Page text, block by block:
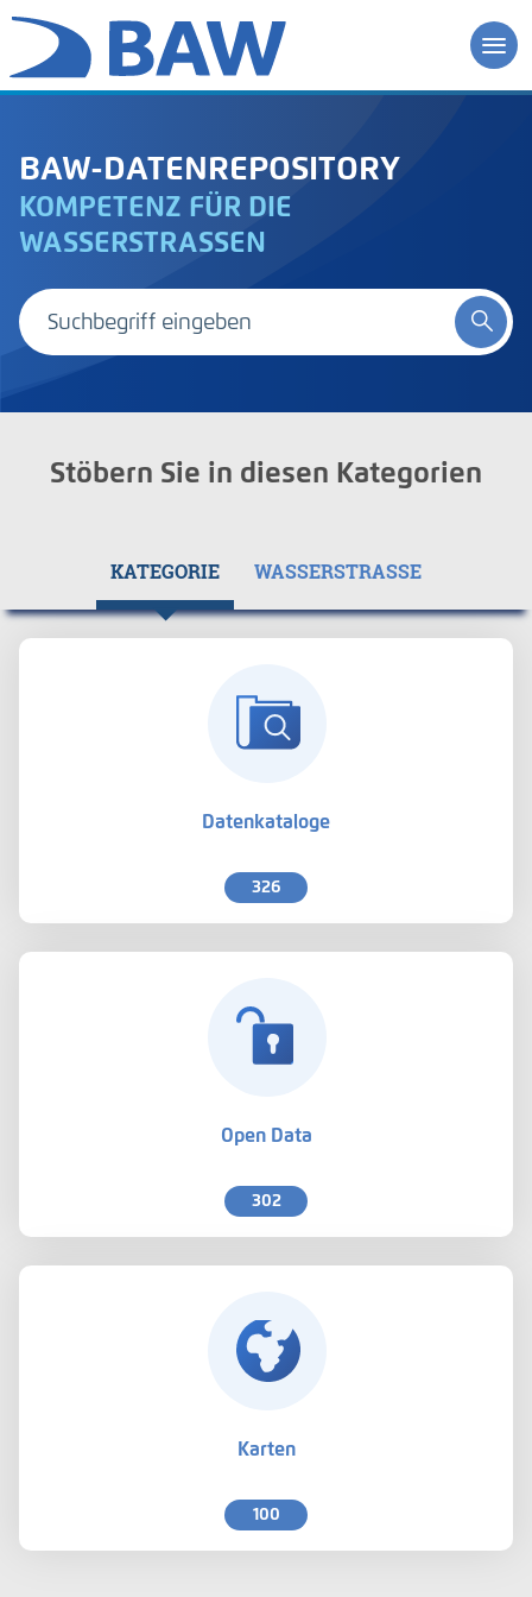
BAW-DATENREPOSITORY
KOMPETENZ FÜR DIE
WASSERSTRASSEN
Stöbern Sie in diesen Kategorien
KATEGORIE WASSERSTRASSE
Datenkataloge
326
Open Data
302
Karten
100